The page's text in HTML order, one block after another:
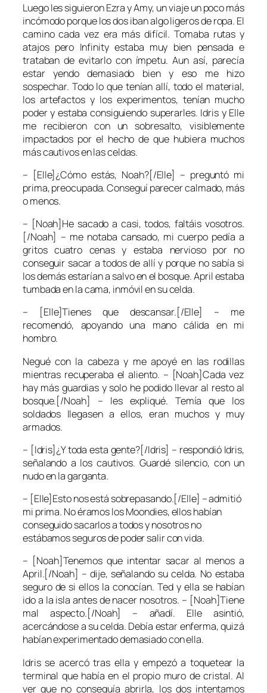
Luego les siguieron Ezra y Amy, un viaje un poco más
incómodo porque los dos iban algo ligeros de ropa. El
camino cada vez era más difícil. Tomaba rutas y
atajos pero Infinity estaba muy bien pensada e
trataban de evitarlo con ímpetu. Aun así, parecía
estar yendo demasiado bien y eso me hizo
sospechar. Todo lo que tenían allí, todo el material,
los artefactos y los experimentos, tenían mucho
poder y estaba consiguiendo superarles. Idris y Elle
me recibieron con un sobresalto, visiblemente
impactados por el hecho de que hubiera muchos
más cautivos en las celdas.
– [Elle]¿Cómo estás, Noah?[/Elle] – preguntó mi
prima, preocupada. Conseguí parecer calmado, más
o menos.
– [Noah]He sacado a casi, todos, faltáis vosotros.
[/Noah] – me notaba cansado, mi cuerpo pedía a
gritos cuatro cenas y estaba nervioso por no
conseguir sacar a todos de allí y porque no sabía si
los demás estarían a salvo en el bosque. April estaba
tumbada en la cama, inmóvil en su celda.
– [Elle]Tienes que descansar.[/Elle] – me
recomendó, apoyando una mano cálida en mi
hombro.
Negué con la cabeza y me apoyé en las rodillas
mientras recuperaba el aliento. – [Noah]Cada vez
hay más guardias y solo he podido llevar al resto al
bosque.[/Noah] – les expliqué. Temía que los
soldados llegasen a ellos, eran muchos y muy
armados.
– [Idris]¿Y toda esta gente?[/Idris] – respondió Idris,
señalando a los cautivos. Guardé silencio, con un
nudo en la garganta.
– [Elle]Esto nos está sobrepasando.[/Elle] – admitió
mi prima. No éramos los Moondies, ellos habían
conseguido sacarlos a todos y nosotros no
estábamos seguros de poder salir con vida.
– [Noah]Tenemos que intentar sacar al menos a
April.[/Noah] – dije, señalando su celda. No estaba
seguro de si ellos la conocían. Ted y ella se habían
ido a la isla antes de nacer nosotros. – [Noah]Tiene
mal aspecto.[/Noah] – añadí. Elle asintió,
acercándose a su celda. Debía estar enferma, quizá
habían experimentado demasiado con ella.
Idris se acercó tras ella y empezó a toquetear la
terminal que había en el propio muro de cristal. Al
ver que no conseguía abrirla, los dos intentamos